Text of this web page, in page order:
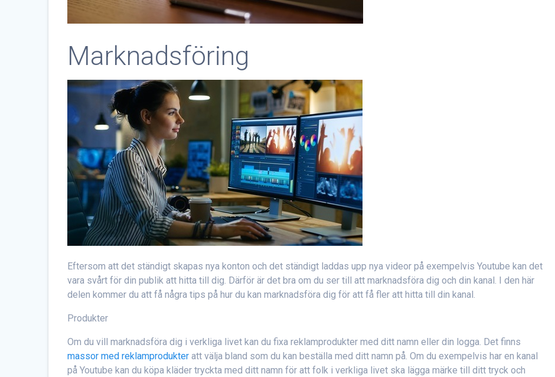
Marknadsföring
Eftersom att det ständigt skapas nya konton och det ständigt laddas upp nya videor på exempelvis Youtube kan det
vara svårt för din publik att hitta till dig. Därför är det bra om du ser till att marknadsföra dig och din kanal. I den här
delen kommer du att få några tips på hur du kan marknadsföra dig för att få fler att hitta till din kanal.
Produkter
Om du vill marknadsföra dig i verkliga livet kan du fixa reklamprodukter med ditt namn eller din logga. Det finns
massor med reklamprodukter att välja bland som du kan beställa med ditt namn på. Om du exempelvis har en kanal
på Youtube kan du köpa kläder tryckta med ditt namn för att folk i verkliga livet ska lägga märke till ditt tryck och